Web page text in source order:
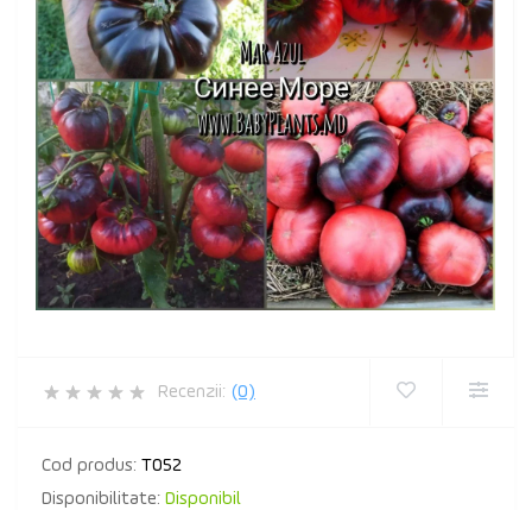
Recenzii: (0)
Cod produs: T052
Disponibilitate: Disponibil